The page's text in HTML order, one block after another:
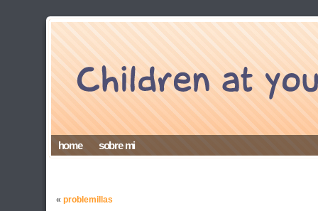
home sobre mi
« problemillas